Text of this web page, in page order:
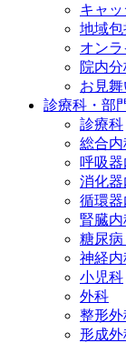
キャ
地域
オン
院内
お見
診療科・部
診療科
総合内
呼吸
消化
循環
腎臓内
糖尿
神経内
小児科
外科
整形外
形成外